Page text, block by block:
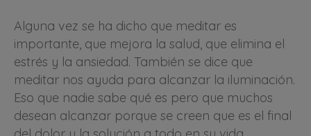
Alguna vez se ha dicho que meditar es
importante, que mejora la salud, que elimina el
estrés y la ansiedad. También se dice que
meditar nos ayuda para alcanzar la iluminación.
Eso que nadie sabe qué es pero que muchos
desean alcanzar porque se creen que es el final